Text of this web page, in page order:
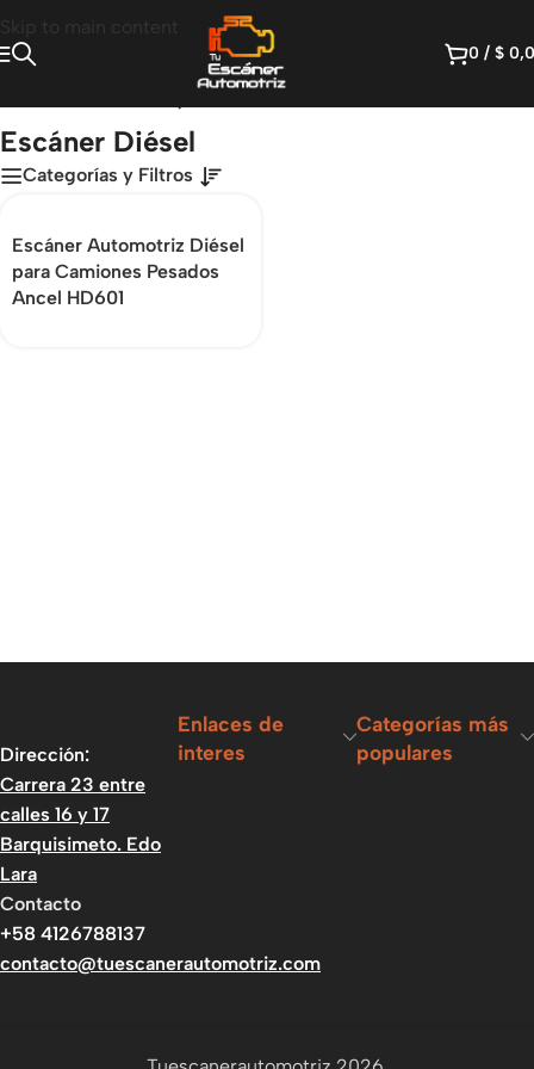
Skip to main content
0 / $
Escáner Diésel
Categorías y Filtros
Escáner Automotriz Diésel
para Camiones Pesados
Ancel HD601
Dirección:
Carrera 23 entre
calles 16 y 17
Barquisimeto. Edo
Lara
Contacto
+58 4126788137
contacto@tuescanerautomotriz.com
Enlaces de
interes
Categorías más
populares